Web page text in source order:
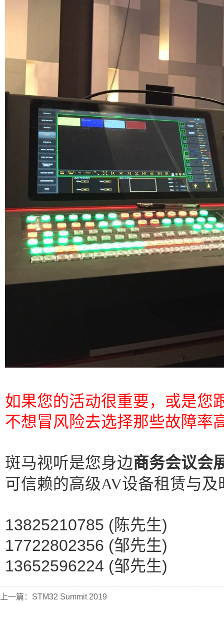
如果您的活动很重要，或是您
不想冒风险去选择那些故障率
斑马视听是您身边商务会议会
可信赖的高级AV设备租赁与及
13825210785 (陈先生)
17722802356 (邹先生)
13652596224 (邹先生)
上一篇： STM32 Summit 2019